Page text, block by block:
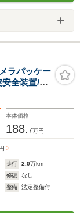
ラパッケー
全装置/両
ウンドモ
ーダー 社
本体価格
188.7万円
円
走行 2.0万km
修復
なし
整備
法定整備付